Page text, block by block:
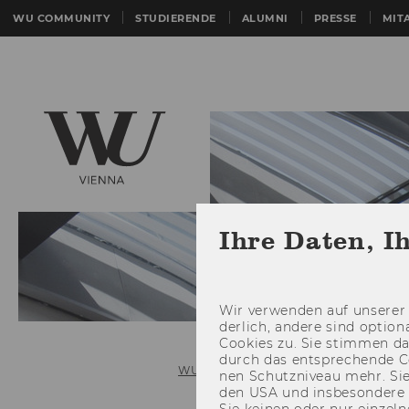
WU COMMUNITY STUDIERENDE ALUMNI PRESSE
WU (Wirtschaftsuniversität Wien)
Ihre Daten,
Wir ver­wen­den auf
der­lich, an­de­re sind
Coo­kies zu. Sie stim­men
durch das ent­spre­chen­de
nen Schutz­ni­veau mehr.
den USA und